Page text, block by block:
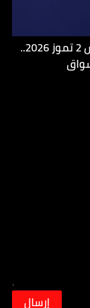
أسعار الدولار في العراق اليوم الخميس 2 تموز 2026..